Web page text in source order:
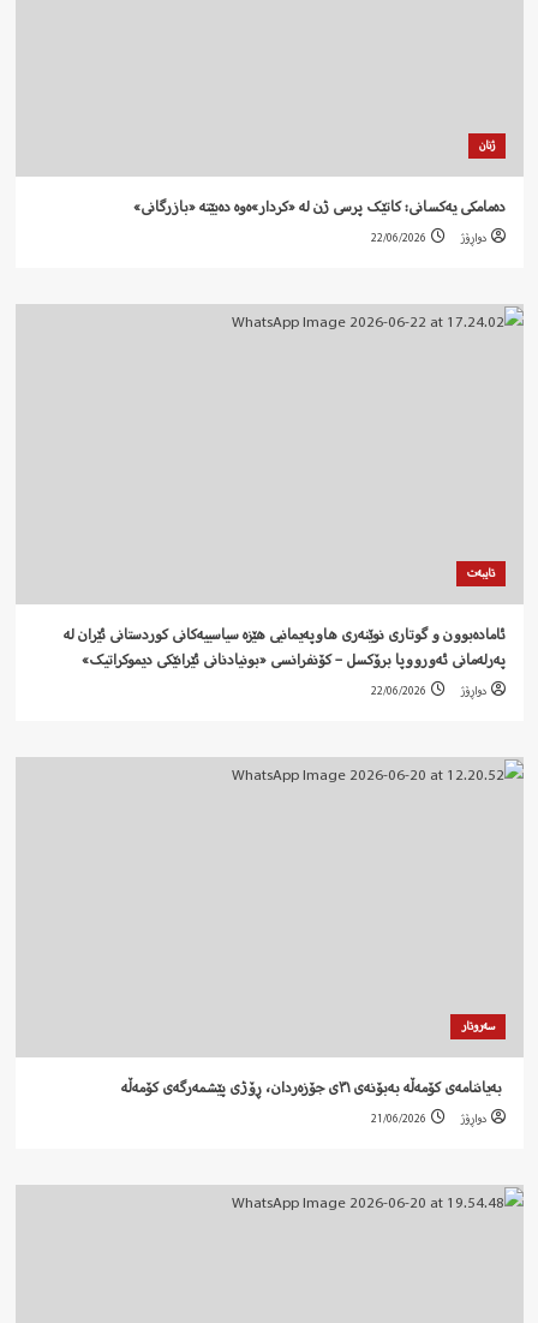
ژنان
دەمامکی یەکسانی: کاتێک پرسی ژن لە «کردار»ەوە دەبێتە «بازرگانی»
دواڕۆژ 22/06/2026
تایبەت
ئامادەبوون و گوتاری نوێنەری هاوپەیمانیی هێزە سیاسییەکانی کوردستانی ئێران لە
پەرلەمانی ئەورووپا برۆکسل – کۆنفرانسی «بونیادنانی ئێرانێکی دیموکراتیک»
دواڕۆژ 22/06/2026
سەروتار
‍ بەیاننامەی کۆمەڵە بەبۆنەی ٣١ی جۆزەردان، ڕۆژی پێشمەرگەی کۆمەڵە
دواڕۆژ 21/06/2026